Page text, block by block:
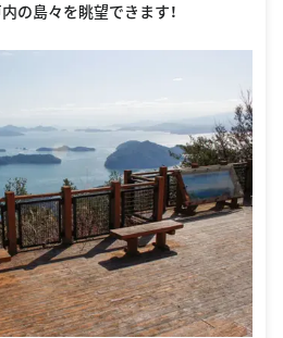
の島々を眺望できます！